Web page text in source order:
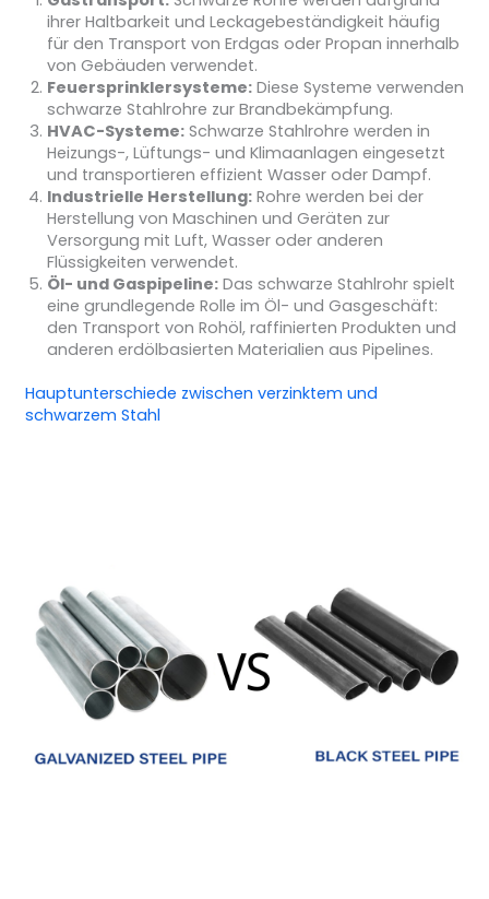
ihrer Haltbarkeit und Leckagebeständigkeit häufig
für den Transport von Erdgas oder Propan innerhalb
von Gebäuden verwendet.
Feuersprinklersysteme:Diese Systeme verwenden
schwarze Stahlrohre zur Brandbekämpfung.
HVAC-Systeme:Schwarze Stahlrohre werden in
Heizungs-, Lüftungs- und Klimaanlagen eingesetzt
und transportieren effizient Wasser oder Dampf.
Industrielle Herstellung:Rohre werden bei der
Herstellung von Maschinen und Geräten zur
Versorgung mit Luft, Wasser oder anderen
Flüssigkeiten verwendet.
Öl- und Gaspipeline:Das schwarze Stahlrohr spielt
eine grundlegende Rolle im Öl- und Gasgeschäft:
den Transport von Rohöl, raffinierten Produkten und
anderen erdölbasierten Materialien aus Pipelines.
Hauptunterschiede zwischen verzinktem und
schwarzem Stahl